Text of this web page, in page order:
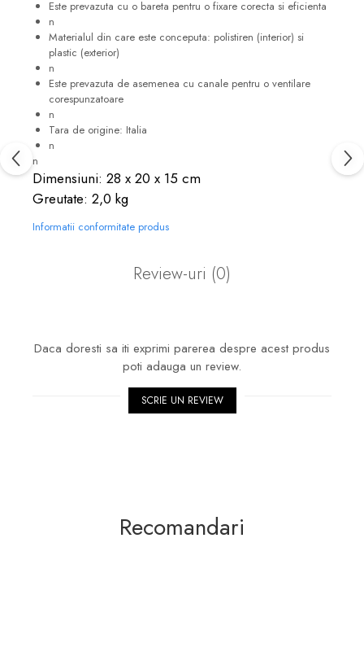
Este prevazuta cu o bareta pentru o fixare corecta si eficienta
n
Materialul din care este conceputa: polistiren (interior) si
plastic (exterior)
n
Este prevazuta de asemenea cu canale pentru o ventilare
corespunzatoare
n
Tara de origine: Italia
n
n
Dimensiuni: 28 x 20 x 15 cm
Greutate: 2,0 kg
Informatii conformitate produs
Review-uri (0)
Daca doresti sa iti exprimi parerea despre acest produs
poti adauga un review.
SCRIE UN REVIEW
Recomandari